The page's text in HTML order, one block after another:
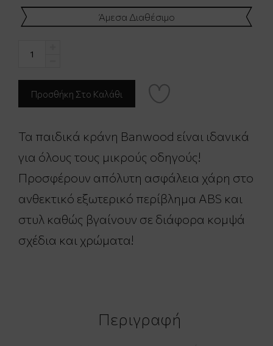
Άμεσα Διαθέσιμο
Τα παιδικά κράνη Banwood είναι ιδανικά
για όλους τους μικρούς οδηγούς!
Προσφέρουν απόλυτη ασφάλεια χάρη στο
ανθεκτικό εξωτερικό περίβλημα ABS και
στυλ καθώς βγαίνουν σε διάφορα κομψά
σχέδια και χρώματα!
Περιγραφή